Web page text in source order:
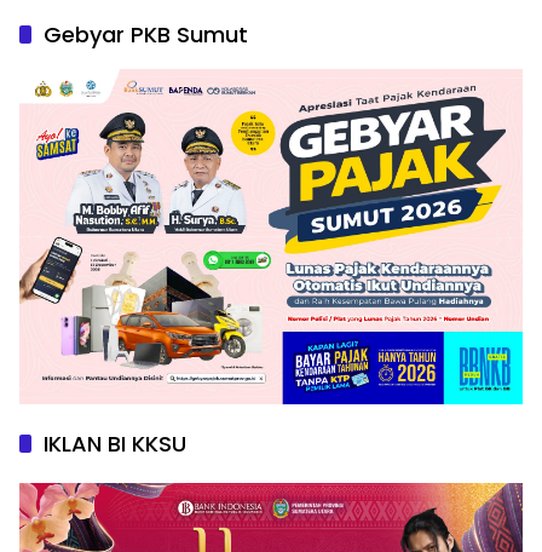
Gebyar PKB Sumut
IKLAN BI KKSU